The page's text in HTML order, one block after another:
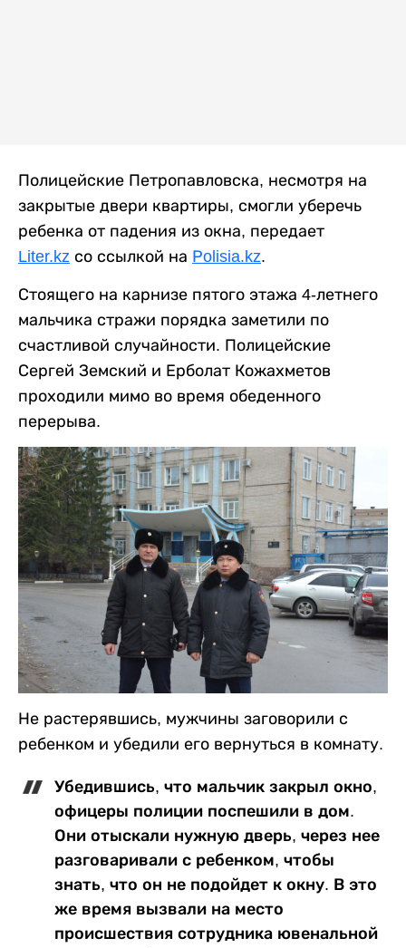
Полицейские Петропавловска, несмотря на
закрытые двери квартиры, смогли уберечь
ребенка от падения из окна, передает
Liter.kz со ссылкой на Рolisia.kz.
Стоящего на карнизе пятого этажа 4-летнего
мальчика стражи порядка заметили по
счастливой случайности. Полицейские
Сергей Земский и Ерболат Кожахметов
проходили мимо во время обеденного
перерыва.
Не растерявшись, мужчины заговорили с
ребенком и убедили его вернуться в комнату.
Убедившись, что мальчик закрыл окно,
офицеры полиции поспешили в дом.
Они отыскали нужную дверь, через нее
разговаривали с ребенком, чтобы
знать, что он не подойдет к окну. В это
же время вызвали на место
происшествия сотрудника ювенальной